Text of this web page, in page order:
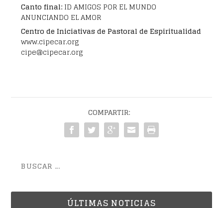
Canto final: ID AMIGOS POR EL MUNDO
ANUNCIANDO EL AMOR
Centro de Iniciativas de Pastoral de Espiritualidad
www.cipecar.org
cipe@cipecar.org
COMPARTIR:
ÚLTIMAS NOTICIAS